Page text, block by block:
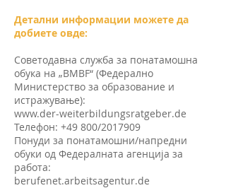
Детални информации можете да
добиете овде:
Советодавна служба за понатамошна
обука на „BMBF“ (Федерално
Министерство за образование и
истражување):
www.der-weiterbildungsratgeber.de
Телефон: +49 800/2017909
Понуди за понатамошни/напредни
обуки од Федералната агенција за
работа:
berufenet.arbeitsagentur.de